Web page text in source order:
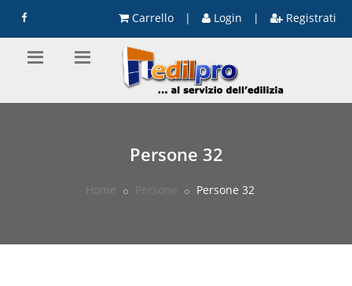
Carrello | Login | Registrati
Persone 32
Home Persone Persone 32